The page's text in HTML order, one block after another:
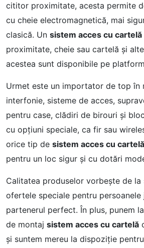
cititor proximitate, acesta permite
cu cheie electromagnetică, mai
clasică. Un sistem acces cu cartelă
proximitate, cheie sau cartelă și
acestea sunt disponibile pe
Urmet este un importator de top în
interfonie, sisteme de acces,
pentru case, clădiri de birouri și
cu opțiuni speciale, ca fir sau
orice tip de sistem acces cu cartelă
pentru un loc sigur și cu dotări
Calitatea produselor vorbește de la
ofertele speciale pentru persoanele
partenerul perfect. În plus, punem
de montaj sistem acces cu cartelă
și suntem mereu la dispoziție